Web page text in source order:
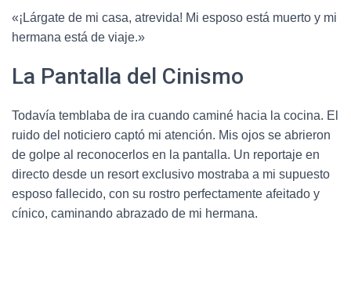
«¡Lárgate de mi casa, atrevida! Mi esposo está muerto y mi
hermana está de viaje.»
La Pantalla del Cinismo
Todavía temblaba de ira cuando caminé hacia la cocina. El
ruido del noticiero captó mi atención. Mis ojos se abrieron
de golpe al reconocerlos en la pantalla. Un reportaje en
directo desde un resort exclusivo mostraba a mi supuesto
esposo fallecido, con su rostro perfectamente afeitado y
cínico, caminando abrazado de mi hermana.